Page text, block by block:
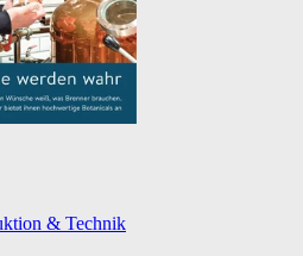
& Technik